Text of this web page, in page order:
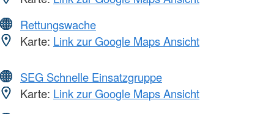
Rettungswache
Karte: Link zur Google Maps Ansicht
SEG Schnelle Einsatzgruppe
Karte: Link zur Google Maps Ansicht